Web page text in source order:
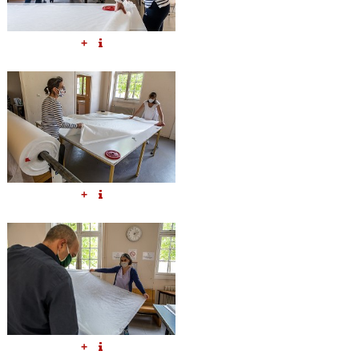
+
+
+